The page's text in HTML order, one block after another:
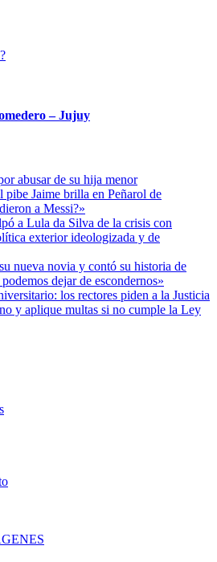
abusar de su hija menor
pibe Jaime brilla en Peñarol de
a Messi?»
a Lula da Silva de la crisis con
exterior ideologizada y de
nueva novia y contó su historia de
dejar de escondernos»
los rectores piden a la Justicia
y aplique multas si no cumple la Ley